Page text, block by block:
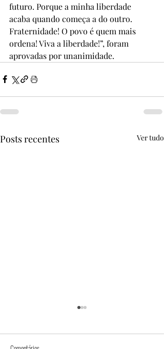
futuro. Porque a minha liberdade
acaba quando começa a do outro.
Fraternidade! O povo é quem mais
ordena! Viva a liberdade!”, foram
aprovadas por unanimidade.
Posts recentes Ver tudo